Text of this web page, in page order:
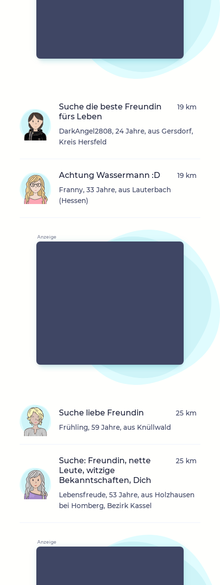
Suche die beste Freundin
fürs Leben
DarkAngel2808, 24 Jahre, aus Gersdorf,
Kreis Hersfeld
19 km
Achtung Wassermann :D
Franny, 33 Jahre, aus Lauterbach
(Hessen)
19 km
Suche liebe Freundin
Frühling, 59 Jahre, aus Knüllwald
25 km
Suche: Freundin, nette
Leute, witzige
Bekanntschaften, Dich
Lebensfreude, 53 Jahre, aus Holzhausen
bei Homberg, Bezirk Kassel
25 km